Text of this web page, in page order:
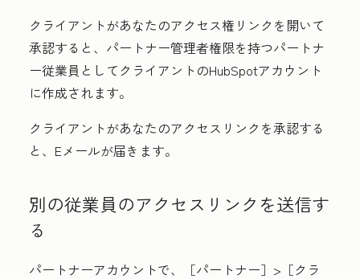
クライアントがあなたのアクセス権リンクを開いて
承認すると、パートナー管理者権限を持つパートナ
ー従業員としてクライアントのHubSpotアカウント
に作成されます。
クライアントがあなたのアクセスリンクを承認する
と、Eメールが届きます。
別の従業員のアクセスリンクを送信す
る
パートナーアカウントで、［パートナー］>［クラ